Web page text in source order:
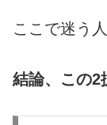
ここで迷う
結論、この2